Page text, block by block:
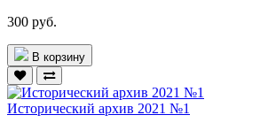
300 руб.
В корзину
Исторический архив 2021 №1